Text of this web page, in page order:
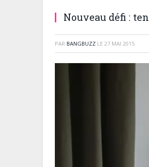
Nouveau défi :
PAR BANGBUZZ LE 27 MAI 2015